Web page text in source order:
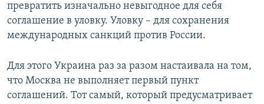
превратить изначально невыгодное для себя
соглашение в уловку. Уловку – для сохранения
международных санкций против России.
Для этого Украина раз за разом настаивала на том,
что Москва не выполняет первый пункт
соглашений. Тот самый, который предусматривает